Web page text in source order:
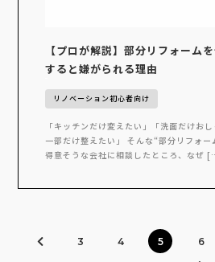
【プロが解説】部分リフォーム
すると嫌がられる理由
リノベーション初心者向け
「キッチンだけ変えたい」「洗面だけお
一部だけ整えたい」 そんな“部分リフォ
得意そうな会社に相談したところ、なぜ
3 4 5 6